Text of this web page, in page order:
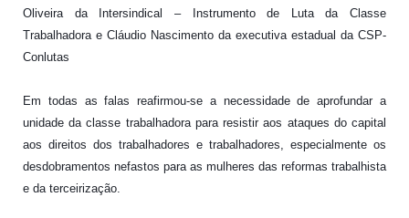
Oliveira da Intersindical – Instrumento de Luta da Classe
Trabalhadora e Cláudio Nascimento da executiva estadual da CSP-
Conlutas
Em todas as falas reafirmou-se a necessidade de aprofundar a
unidade da classe trabalhadora para resistir aos ataques do capital
aos direitos dos trabalhadores e trabalhadores, especialmente os
desdobramentos nefastos para as mulheres das reformas trabalhista
e da terceirização.